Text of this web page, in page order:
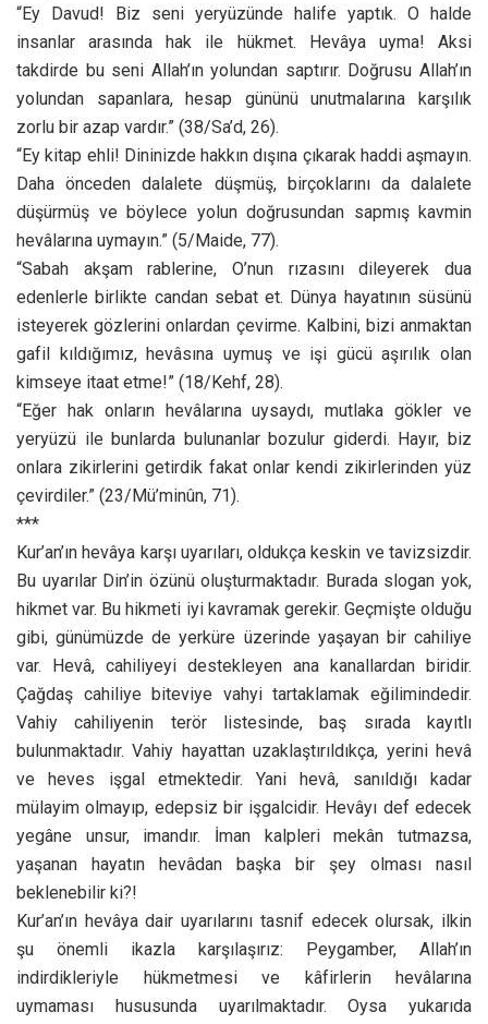
“Ey Davud! Biz seni yeryüzünde halife yaptık. O halde
insanlar arasında hak ile hükmet. Hevâya uyma! Aksi
takdirde bu seni Allah’ın yolundan saptırır. Doğrusu Allah’ın
yolundan sapanlara, hesap gününü unutmalarına karşılık
zorlu bir azap vardır.” (38/Sa’d, 26).
“Ey kitap ehli! Dininizde hakkın dışına çıkarak haddi aşmayın.
Daha önceden dalalete düşmüş, birçoklarını da dalalete
düşürmüş ve böylece yolun doğrusundan sapmış kavmin
hevâlarına uymayın.” (5/Maide, 77).
“Sabah akşam rablerine, O’nun rızasını dileyerek dua
edenlerle birlikte candan sebat et. Dünya hayatının süsünü
isteyerek gözlerini onlardan çevirme. Kalbini, bizi anmaktan
gafil kıldığımız, hevâsına uymuş ve işi gücü aşırılık olan
kimseye itaat etme!” (18/Kehf, 28).
“Eğer hak onların hevâlarına uysaydı, mutlaka gökler ve
yeryüzü ile bunlarda bulunanlar bozulur giderdi. Hayır, biz
onlara zikirlerini getirdik fakat onlar kendi zikirlerinden yüz
çevirdiler.” (23/Mü’minûn, 71).
***
Kur’an’ın hevâya karşı uyarıları, oldukça keskin ve tavizsizdir.
Bu uyarılar Din’in özünü oluşturmaktadır. Burada slogan yok,
hikmet var. Bu hikmeti iyi kavramak gerekir. Geçmişte olduğu
gibi, günümüzde de yerküre üzerinde yaşayan bir cahiliye
var. Hevâ, cahiliyeyi destekleyen ana kanallardan biridir.
Çağdaş cahiliye biteviye vahyi tartaklamak eğilimindedir.
Vahiy cahiliyenin terör listesinde, baş sırada kayıtlı
bulunmaktadır. Vahiy hayattan uzaklaştırıldıkça, yerini hevâ
ve heves işgal etmektedir. Yani hevâ, sanıldığı kadar
mülayim olmayıp, edepsiz bir işgalcidir. Hevâyı def edecek
yegâne unsur, imandır. İman kalpleri mekân tutmazsa,
yaşanan hayatın hevâdan başka bir şey olması nasıl
beklenebilir ki?!
Kur’an’ın hevâya dair uyarılarını tasnif edecek olursak, ilkin
şu önemli ikazla karşılaşırız: Peygamber, Allah’ın
indirdikleriyle hükmetmesi ve kâfirlerin hevâlarına
uymaması hususunda uyarılmaktadır. Oysa yukarıda